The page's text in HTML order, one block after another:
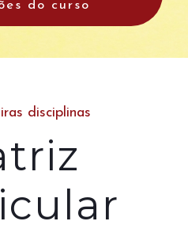
do curso
disciplinas